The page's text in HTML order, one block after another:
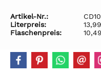
Artikel-Nr.:
Literpreis:
Flaschenpreis: